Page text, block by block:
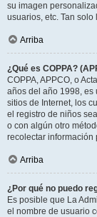
su imagen
usuarios, etc. Tan
Arriba
¿Qué es COPPA?
COPPA, APPCO, o
años del año 1998, es
sitios de Internet, los
el registro de niños
o con algún otro
recolectar información
Arriba
¿Por qué no puedo
Es posible que La
el nombre de usuario